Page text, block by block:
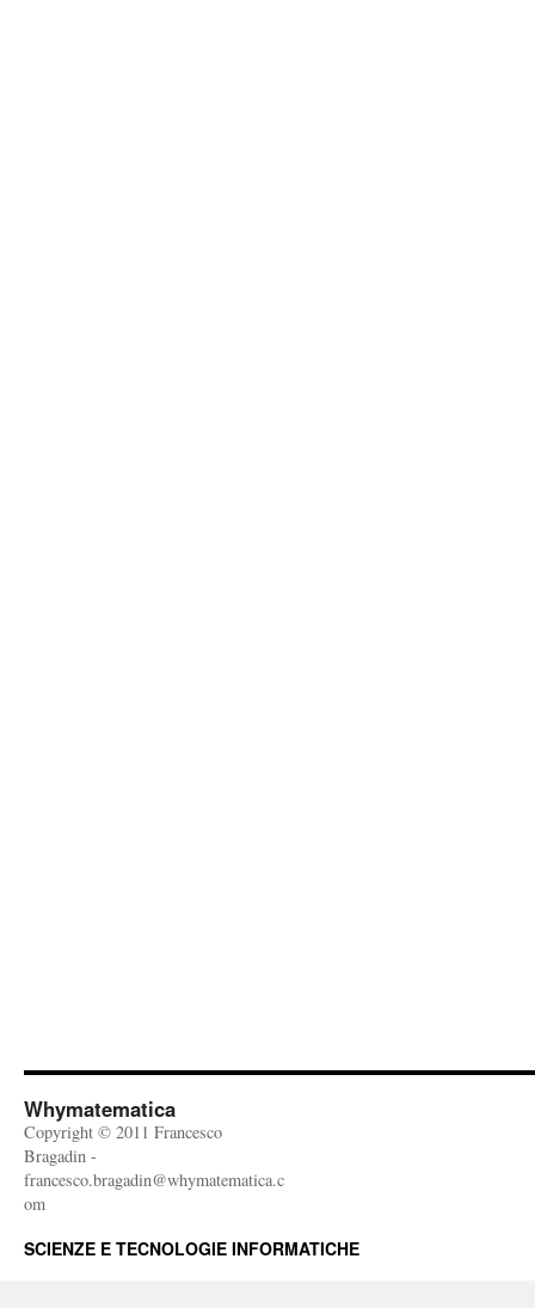
Whymatematica
Copyright © 2011 Francesco
Bragadin -
francesco.bragadin@whymatematica.c
om
SCIENZE E TECNOLOGIE INFORMATICHE